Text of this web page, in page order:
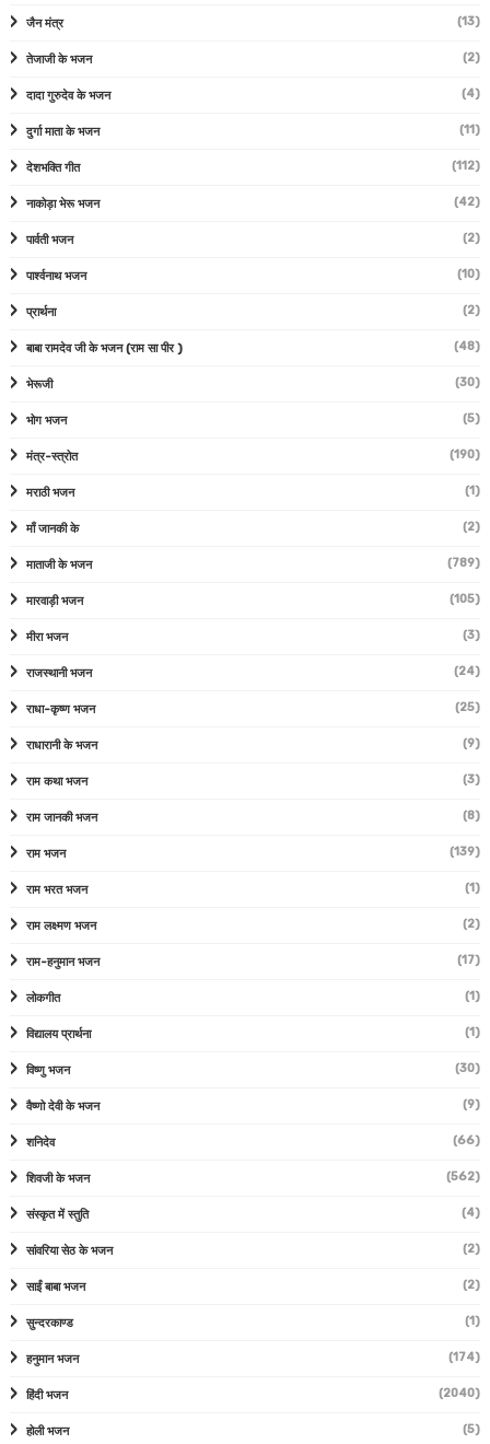
जैन मंत्र (13)
तेजाजी के भजन (2)
दादा गुरुदेव के भजन (4)
दुर्गा माता के भजन (11)
देशभक्ति गीत (112)
नाकोड़ा भेरू भजन (42)
पार्वती भजन (2)
पार्श्वनाथ भजन (10)
प्रार्थना (2)
बाबा रामदेव जी के भजन (राम सा पीर ) (48)
भेरूजी (30)
भोग भजन (5)
मंत्र-स्त्रोत (190)
मराठी भजन (1)
माँ जानकी के (2)
माताजी के भजन (789)
मारवाड़ी भजन (105)
मीरा भजन (3)
राजस्थानी भजन (24)
राधा-कृष्ण भजन (25)
राधारानी के भजन (9)
राम कथा भजन (3)
राम जानकी भजन (8)
राम भजन (139)
राम भरत भजन (1)
राम लक्ष्मण भजन (2)
राम-हनुमान भजन (17)
लोकगीत (1)
विद्यालय प्रार्थना (1)
विष्णु भजन (30)
वैष्णो देवी के भजन (9)
शनिदेव (66)
शिवजी के भजन (562)
संस्कृत में स्तुति (4)
सांवरिया सेठ के भजन (2)
साईं बाबा भजन (2)
सुन्दरकाण्ड (1)
हनुमान भजन (174)
हिंदी भजन (2040)
होली भजन (5)